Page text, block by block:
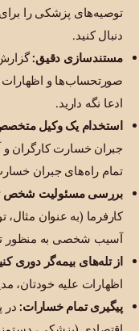
توصیه‌های پزشکی را برای
دنبال کنید.
مستندسازی دقیق:
صورتحساب‌ها و اظهارات
ادعا نگه دارید.
استخدام یک وکیل
جبران خسارت کارگران
تمام راه‌های جبران
بررسی مسئولیت شخص
کارفرما (به عنوان مثال،
آسیب شخصی به منظور
از تله‌های بیمه‌گر دوری
اظهارات علیه خودتان،
پیگیری تمام خسارات:در